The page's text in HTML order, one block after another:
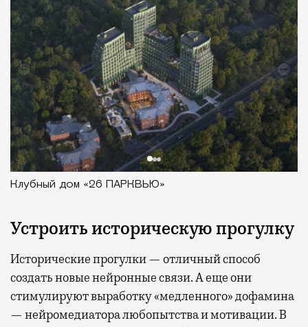
Клубный дом «26 ПАРКВЬЮ»
Устроить историческую прогулку
Исторические прогулки — отличный способ
создать новые нейронные связи. А еще они
стимулируют выработку «медленного» дофамина
— нейромедиатора любопытства и мотивации. В